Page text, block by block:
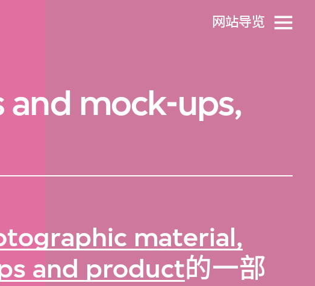
网站导览
mock-ups,
material,
and product的一部